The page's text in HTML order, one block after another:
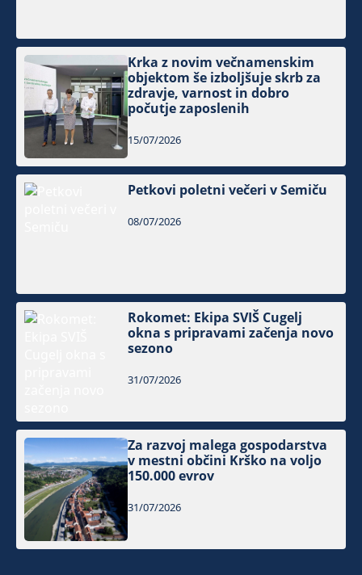
Krka z novim večnamenskim
objektom še izboljšuje skrb za
zdravje, varnost in dobro
počutje zaposlenih
15/07/2026
Petkovi poletni večeri v Semiču
08/07/2026
Rokomet: Ekipa SVIŠ Cugelj
okna s pripravami začenja novo
sezono
31/07/2026
Za razvoj malega gospodarstva
v mestni občini Krško na voljo
150.000 evrov
31/07/2026